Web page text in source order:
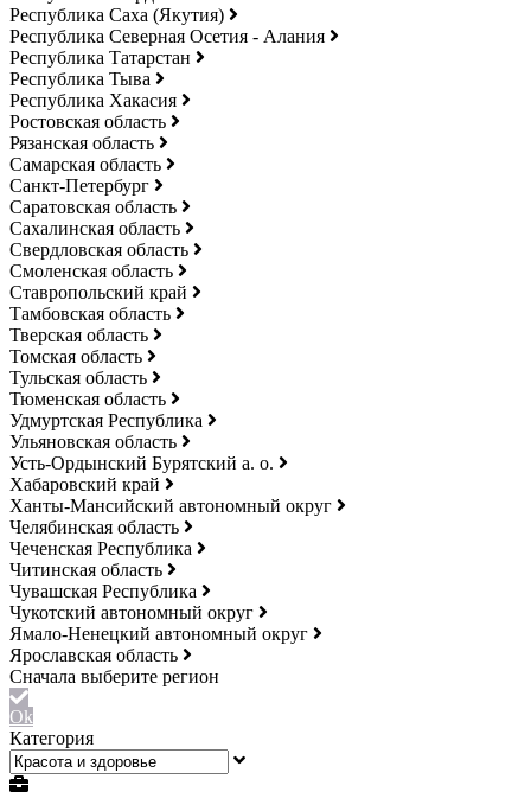
Республика Саха (Якутия)
Республика Северная Осетия - Алания
Республика Татарстан
Республика Тыва
Республика Хакасия
Ростовская область
Рязанская область
Самарская область
Санкт-Петербург
Саратовская область
Сахалинская область
Свердловская область
Смоленская область
Ставропольский край
Тамбовская область
Тверская область
Томская область
Тульская область
Тюменская область
Удмуртская Республика
Ульяновская область
Усть-Ордынский Бурятский а. о.
Хабаровский край
Ханты-Мансийский автономный округ
Челябинская область
Чеченская Республика
Читинская область
Чувашская Республика
Чукотский автономный округ
Ямало-Ненецкий автономный округ
Ярославская область
Ok
Категория